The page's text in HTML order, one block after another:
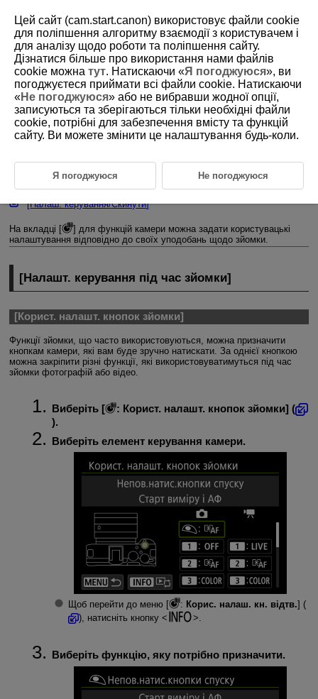
D375-213
Відомості про користувацькі
налаштування елементів
керування
Налашт. керування під час відтвор.
[Налаш. керування/Скинути]
На вкладці [
] для функцій камери можна задати користувацькі
налаштування відповідно до своїх уподобань щодо зйомки.
[Налашт. керування під час зйомки]
[Корист. налашт. кнопок зйомки]
Функції зйомки, що часто використовуються, можна призначити
кнопкам камери, які вам буде зручно натискати. За однієї кнопкою
можна закріпити різні функції, які використовуватимуться під час
зйомки фотографій або відео.
Виберіть [ : Корист. налашт. кнопок зйомки] (
).
Виберіть елемент керування камери.
Щоб перейти до меню [ : Корис. налаш. кн. відтв.] (
), натисніть кнопку
.
Виберіть функцію, яку потрібно призначити.
Цей сайт (cam.start.canon) використовує файли cookie
для поліпшення алгоритму взаємодії з користувачем і
для аналізу щодо роботи та поліпшення сайту.
Дізнатися більше про використання нами файлів
cookie можна тут. Натискаючи «Я погоджуюся», ви
погоджуєтеся приймати всі файли cookie. Натискаючи
«Не погоджуюся» або не вибравши жодної опції,
записуються та зберігаються тільки необхідні файли
cookie, потрібні для забезпечення вмісту та функцій
сайту. Ви можете змінити це налаштування будь-коли.
Я погоджуюся Не погоджуюся